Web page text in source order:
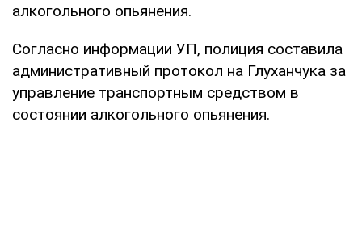
алкогольного опьянения.
Согласно информации УП, полиция составила
административный протокол на Глуханчука за
управление транспортным средством в
состоянии алкогольного опьянения.